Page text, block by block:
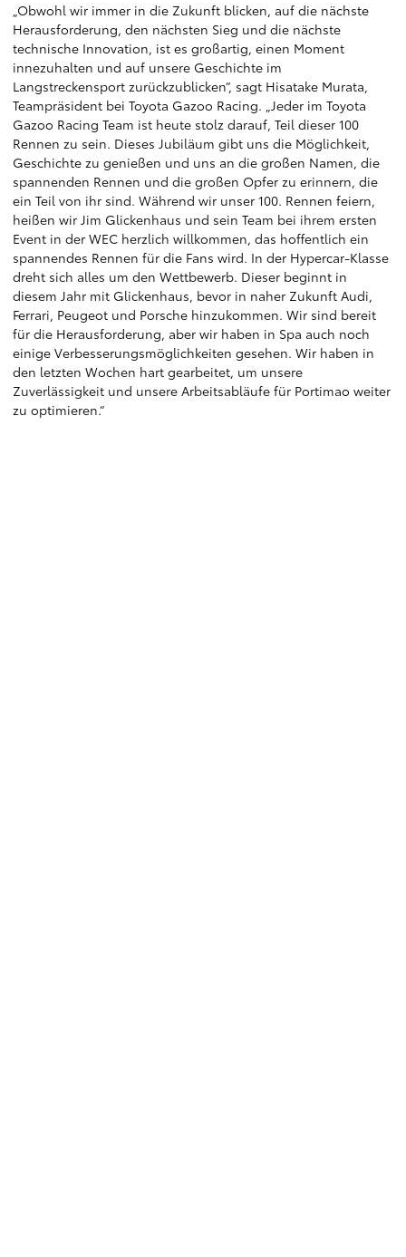
„Obwohl wir immer in die Zukunft blicken, auf die nächste
Herausforderung, den nächsten Sieg und die nächste
technische Innovation, ist es großartig, einen Moment
innezuhalten und auf unsere Geschichte im
Langstreckensport zurückzublicken“, sagt Hisatake Murata,
Teampräsident bei Toyota Gazoo Racing. „Jeder im Toyota
Gazoo Racing Team ist heute stolz darauf, Teil dieser 100
Rennen zu sein. Dieses Jubiläum gibt uns die Möglichkeit,
Geschichte zu genießen und uns an die großen Namen, die
spannenden Rennen und die großen Opfer zu erinnern, die
ein Teil von ihr sind. Während wir unser 100. Rennen feiern,
heißen wir Jim Glickenhaus und sein Team bei ihrem ersten
Event in der WEC herzlich willkommen, das hoffentlich ein
spannendes Rennen für die Fans wird. In der Hypercar-Klasse
dreht sich alles um den Wettbewerb. Dieser beginnt in
diesem Jahr mit Glickenhaus, bevor in naher Zukunft Audi,
Ferrari, Peugeot und Porsche hinzukommen. Wir sind bereit
für die Herausforderung, aber wir haben in Spa auch noch
einige Verbesserungsmöglichkeiten gesehen. Wir haben in
den letzten Wochen hart gearbeitet, um unsere
Zuverlässigkeit und unsere Arbeitsabläufe für Portimao weiter
zu optimieren.“